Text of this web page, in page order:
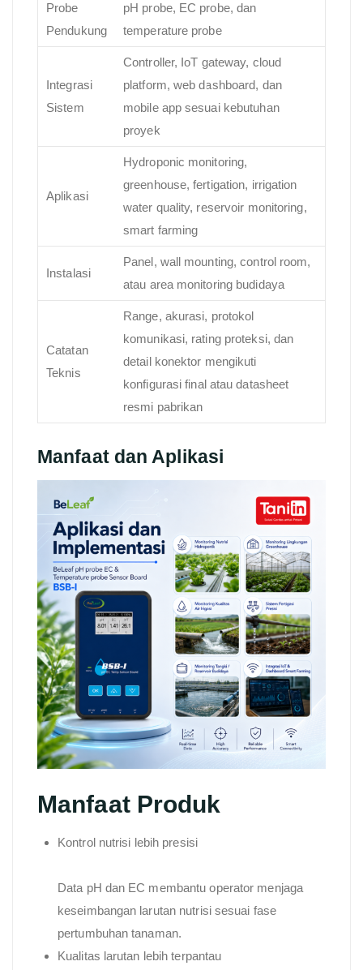
Probe
Pendukung
pH probe, EC probe, dan
temperature probe
Integrasi
Sistem
Controller, IoT gateway, cloud
platform, web dashboard, dan
mobile app sesuai kebutuhan
proyek
Aplikasi
Hydroponic monitoring,
greenhouse, fertigation, irrigation
water quality, reservoir monitoring,
smart farming
Instalasi
Panel, wall mounting, control room,
atau area monitoring budidaya
Catatan
Teknis
Range, akurasi, protokol
komunikasi, rating proteksi, dan
detail konektor mengikuti
konfigurasi final atau datasheet
resmi pabrikan
Manfaat dan Aplikasi
Manfaat Produk
Kontrol nutrisi lebih presisi
Data pH dan EC membantu operator menjaga
keseimbangan larutan nutrisi sesuai fase
pertumbuhan tanaman.
Kualitas larutan lebih terpantau